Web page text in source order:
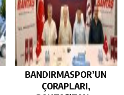
BANDIRMASPOR’UN
ÇORAPLARI,